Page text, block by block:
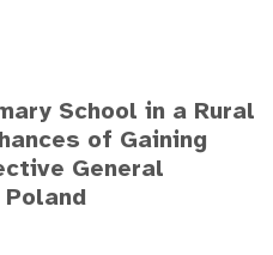
School in a Rural
of Gaining
General